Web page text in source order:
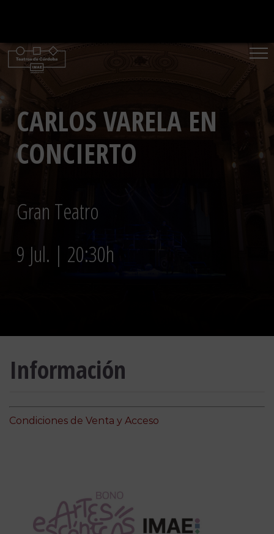
contenido
CARLOS VARELA EN
CONCIERTO
Gran Teatro
9 Jul. | 20:30h
Información
Condiciones de Venta y Acceso